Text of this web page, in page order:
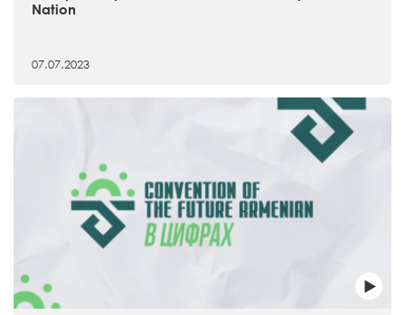
Nation
07.07.2023